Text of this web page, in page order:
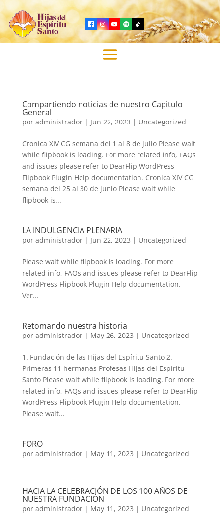
Compartiendo noticias de nuestro Capitulo
General
por administrador| Jun 22, 2023 | Uncategorized
Cronica XIV CG semana del 1 al 8 de julio Please wait
while flipbook is loading. For more related info, FAQs
and issues please refer to DearFlip WordPress
Flipbook Plugin Help documentation. Cronica XIV CG
semana del 25 al 30 de junio Please wait while
flipbook is...
LA INDULGENCIA PLENARIA
por administrador| Jun 22, 2023 | Uncategorized
Please wait while flipbook is loading. For more
related info, FAQs and issues please refer to DearFlip
WordPress Flipbook Plugin Help documentation.
Ver...
Retomando nuestra historia
por administrador| May 26, 2023 | Uncategorized
1. Fundación de las Hijas del Espíritu Santo 2.
Primeras 11 hermanas Profesas Hijas del Espíritu
Santo Please wait while flipbook is loading. For more
related info, FAQs and issues please refer to DearFlip
WordPress Flipbook Plugin Help documentation.
Please wait...
FORO
por administrador| May 11, 2023 | Uncategorized
HACIA LA CELEBRACIÓN DE LOS 100 AÑOS DE
NUESTRA FUNDACIÓN
por administrador| May 11, 2023 | Uncategorized